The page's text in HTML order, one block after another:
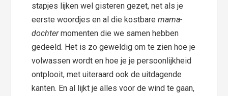
stapjes lijken wel gisteren gezet, net als je
eerste woordjes en al die kostbaremama-
dochtermomenten die we samen hebben
gedeeld. Het is zo geweldig om te zien hoe je
volwassen wordt en hoe je je persoonlijkheid
ontplooit, met uiteraard ook de uitdagende
kanten. En al lijkt je alles voor de wind te gaan,